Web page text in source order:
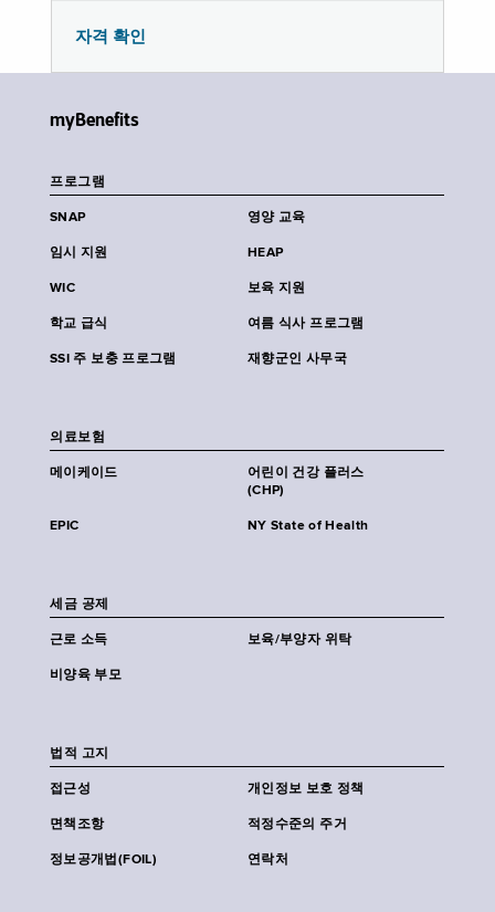
자격 확인
myBenefits
프로그램
SNAP 영양 교육
임시 지원 HEAP
WIC 보육 지원
학교 급식 여름 식사 프로그램
SSI 주 보충 프로그램 재향군인 사무국
의료보험
메이케이드
어린이 건강 플러스
(CHP)
EPIC NY State of Health
세금 공제
근로 소득 보육/부양자 위탁
비양육 부모
법적 고지
접근성 개인정보 보호 정책
면책조항 적정수준의 주거
정보공개법(FOIL) 연락처